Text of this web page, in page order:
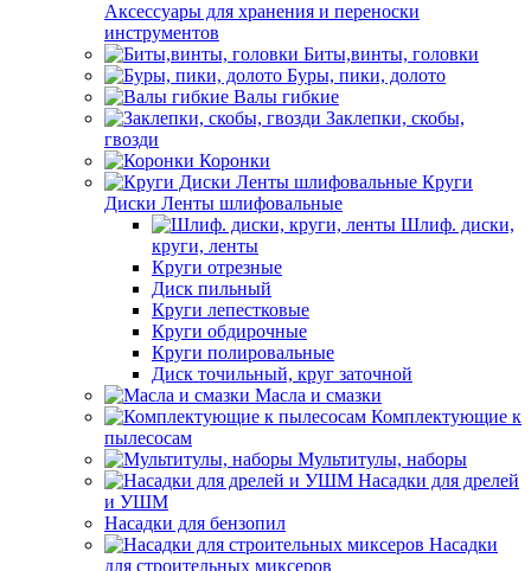
Аксессуары для хранения и переноски
инструментов
Биты,винты, головки
Буры, пики, долото
Валы гибкие
Заклепки, скобы,
гвозди
Коронки
Круги
Диски Ленты шлифовальные
Шлиф. диски,
круги, ленты
Круги отрезные
Диск пильный
Круги лепестковые
Круги обдирочные
Круги полировальные
Диск точильный, круг заточной
Масла и смазки
Комплектующие к
пылесосам
Мультитулы, наборы
Насадки для дрелей
и УШМ
Насадки для бензопил
Насадки
для строительных миксеров